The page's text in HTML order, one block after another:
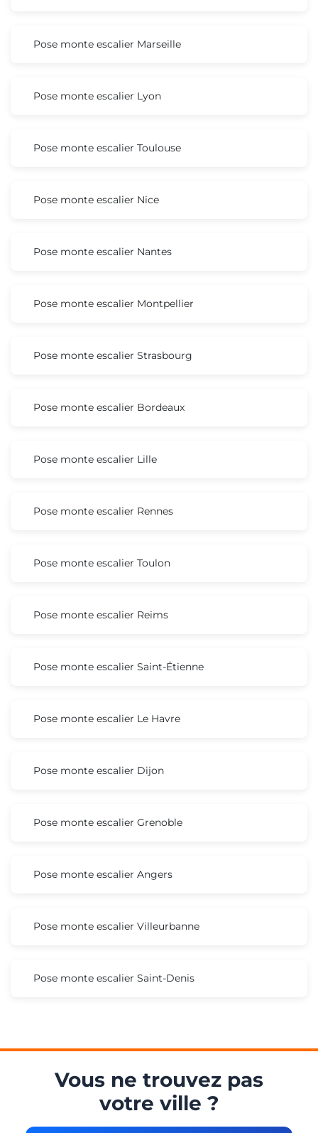
Pose monte escalier Marseille
Pose monte escalier Lyon
Pose monte escalier Toulouse
Pose monte escalier Nice
Pose monte escalier Nantes
Pose monte escalier Montpellier
Pose monte escalier Strasbourg
Pose monte escalier Bordeaux
Pose monte escalier Lille
Pose monte escalier Rennes
Pose monte escalier Toulon
Pose monte escalier Reims
Pose monte escalier Saint-Étienne
Pose monte escalier Le Havre
Pose monte escalier Dijon
Pose monte escalier Grenoble
Pose monte escalier Angers
Pose monte escalier Villeurbanne
Pose monte escalier Saint-Denis
Vous ne trouvez pas
votre ville ?